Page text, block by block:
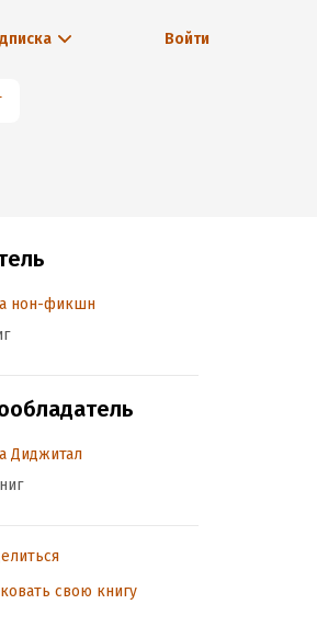
Войти
нон-фикшн
Диджитал
свою книгу